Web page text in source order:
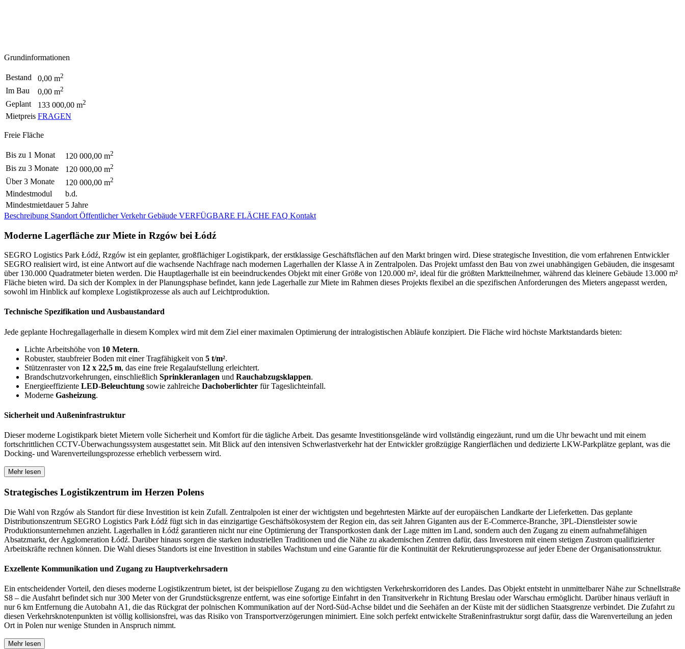
Grundinformationen
Bestand 0,00 m2
Im Bau 0,00 m2
Geplant 133 000,00 m2
Mietpreis FRAGEN
Freie Fläche
Bis zu 1 Monat 120 000,00 m2
Bis zu 3 Monate 120 000,00 m2
Über 3 Monate 120 000,00 m2
Mindestmodul
b.d.
Mindestmietdauer 5 Jahre
Beschreibung Standort Öffentlicher Verkehr Gebäude VERFÜGBARE FLÄCHE FAQ Kontakt
Moderne Lagerfläche zur Miete in Rzgów bei Łódź
SEGRO Logistics Park Łódź, Rzgów ist ein geplanter, großflächiger Logistikpark, der erstklassige Geschäftsflächen auf den Markt bringen wird. Diese strategische Investition, die vom erfahrenen Entwickler
SEGRO realisiert wird, ist eine Antwort auf die wachsende Nachfrage nach modernen Lagerhallen der Klasse A in Zentralpolen. Das Projekt umfasst den Bau von zwei unabhängigen Gebäuden, die insgesamt
über 130.000 Quadratmeter bieten werden. Die Hauptlagerhalle ist ein beeindruckendes Objekt mit einer Größe von 120.000 m², ideal für die größten Marktteilnehmer, während das kleinere Gebäude 13.000 m²
Fläche bieten wird. Da sich der Komplex in der Planungsphase befindet, kann jede Lagerhalle zur Miete im Rahmen dieses Projekts flexibel an die spezifischen Anforderungen des Mieters angepasst werden,
sowohl im Hinblick auf komplexe Logistikprozesse als auch auf Leichtproduktion.
Technische Spezifikation und Ausbaustandard
Jede geplante Hochregallagerhalle in diesem Komplex wird mit dem Ziel einer maximalen Optimierung der intralogistischen Abläufe konzipiert. Die Fläche wird höchste Marktstandards bieten:
Lichte Arbeitshöhe von 10 Metern.
Robuster, staubfreier Boden mit einer Tragfähigkeit von 5 t/m².
Stützenraster von 12 x 22,5 m, das eine freie Regalaufstellung erleichtert.
Brandschutzvorkehrungen, einschließlich Sprinkleranlagen und Rauchabzugsklappen.
Energieeffiziente LED-Beleuchtung sowie zahlreiche Dachoberlichter für Tageslichteinfall.
Moderne Gasheizung.
Sicherheit und Außeninfrastruktur
Dieser moderne Logistikpark bietet Mietern volle Sicherheit und Komfort für die tägliche Arbeit. Das gesamte Investitionsgelände wird vollständig eingezäunt, rund um die Uhr bewacht und mit einem
fortschrittlichen CCTV-Überwachungssystem ausgestattet sein. Mit Blick auf den intensiven Schwerlastverkehr hat der Entwickler großzügige Rangierflächen und dedizierte LKW-Parkplätze geplant, was die
Docking- und Warenverteilungsprozesse erheblich verbessern wird.
Mehr lesen
Strategisches Logistikzentrum im Herzen Polens
Die Wahl von Rzgów als Standort für diese Investition ist kein Zufall. Zentralpolen ist einer der wichtigsten und begehrtesten Märkte auf der europäischen Landkarte der Lieferketten. Das geplante
Distributionszentrum SEGRO Logistics Park Łódź fügt sich in das einzigartige Geschäftsökosystem der Region ein, das seit Jahren Giganten aus der E-Commerce-Branche, 3PL-Dienstleister sowie
Produktionsunternehmen anzieht. Lagerhallen in Łódź garantieren nicht nur eine Optimierung der Transportkosten dank der Lage mitten im Land, sondern auch den Zugang zu einem aufnahmefähigen
Absatzmarkt, der Agglomeration Łódź. Darüber hinaus sorgen die starken industriellen Traditionen und die Nähe zu akademischen Zentren dafür, dass Investoren mit einem stetigen Zustrom qualifizierter
Arbeitskräfte rechnen können. Die Wahl dieses Standorts ist eine Investition in stabiles Wachstum und eine Garantie für die Kontinuität der Rekrutierungsprozesse auf jeder Ebene der Organisationsstruktur.
Exzellente Kommunikation und Zugang zu Hauptverkehrsadern
Ein entscheidender Vorteil, den dieses moderne Logistikzentrum bietet, ist der beispiellose Zugang zu den wichtigsten Verkehrskorridoren des Landes. Das Objekt entsteht in unmittelbarer Nähe zur Schnellstraße
S8 – die Ausfahrt befindet sich nur 300 Meter von der Grundstücksgrenze entfernt, was eine sofortige Einfahrt in den Transitverkehr in Richtung Breslau oder Warschau ermöglicht. Darüber hinaus verläuft in
nur 6 km Entfernung die Autobahn A1, die das Rückgrat der polnischen Kommunikation auf der Nord-Süd-Achse bildet und die Seehäfen an der Küste mit der südlichen Staatsgrenze verbindet. Die Zufahrt zu
diesen Verkehrsknotenpunkten ist völlig kollisionsfrei, was das Risiko von Transportverzögerungen minimiert. Eine solch perfekt entwickelte Straßeninfrastruktur sorgt dafür, dass die Warenverteilung an jeden
Ort in Polen nur wenige Stunden in Anspruch nimmt.
Mehr lesen